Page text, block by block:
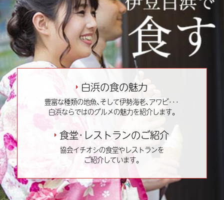
白浜の食の魅力
豊富な種類の地魚､そして伊勢海老､アワビ･･･
白浜ならではのグルメの魅力を紹介します｡
食堂･レストランのご紹介
協会イチオシの食堂やレストランを
ご紹介しています｡